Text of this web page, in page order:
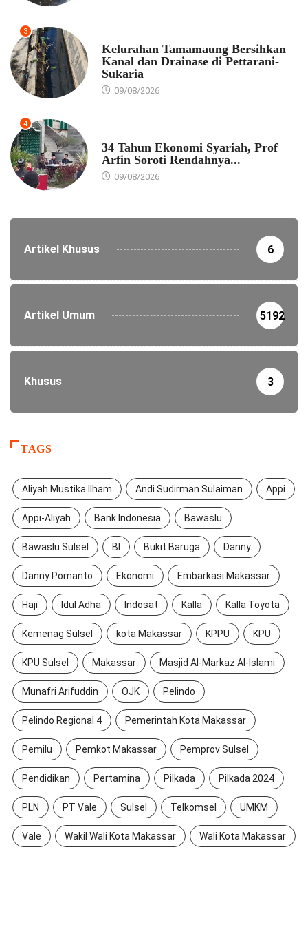
3
Kelurahan Tamamaung Bersihkan
Kanal dan Drainase di Pettarani-
Sukaria
09/08/2026
4
34 Tahun Ekonomi Syariah, Prof
Arfin Soroti Rendahnya...
09/08/2026
Artikel Khusus 6
Artikel Umum 5192
Khusus 3
TAGS
Aliyah Mustika Ilham Andi Sudirman Sulaiman Appi
Appi-Aliyah Bank Indonesia Bawaslu
Bawaslu Sulsel BI Bukit Baruga Danny
Danny Pomanto Ekonomi Embarkasi Makassar
Haji Idul Adha Indosat Kalla Kalla Toyota
Kemenag Sulsel kota Makassar KPPU KPU
KPU Sulsel Makassar Masjid Al-Markaz Al-Islami
Munafri Arifuddin OJK Pelindo
Pelindo Regional 4 Pemerintah Kota Makassar
Pemilu Pemkot Makassar Pemprov Sulsel
Pendidikan Pertamina Pilkada Pilkada 2024
PLN PT Vale Sulsel Telkomsel UMKM
Vale Wakil Wali Kota Makassar Wali Kota Makassar